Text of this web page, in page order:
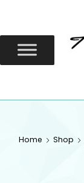
Home Shop